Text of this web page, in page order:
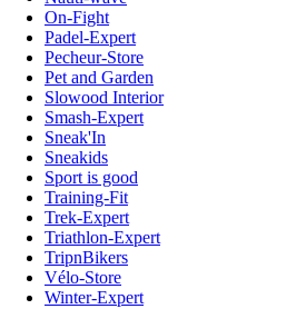
On-Fight
Padel-Expert
Pecheur-Store
Pet and Garden
Slowood Interior
Smash-Expert
Sneak'In
Sneakids
Sport is good
Training-Fit
Trek-Expert
Triathlon-Expert
TripnBikers
Vélo-Store
Winter-Expert